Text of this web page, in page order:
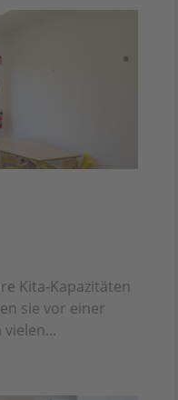
Kita-Kapazitäten
sie vor einer